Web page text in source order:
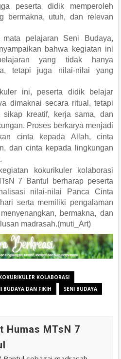
peserta didik memperoleh
bermakna, utuh, dan relevan
pelajaran Seni Budaya,
bahwa kegiatan ini
yang tidak hanya
tetapi juga nilai-nilai yang
ini, peserta didik belajar
dimaknai secara ritual, tetapi
kreatif, kerja sama, dan
Proses berkarya menjadi
cinta kepada Allah, cinta
dan cinta kepada lingkungan
kokurikuler kolaborasi
7 Bantul berharap peserta
nilai-nilai Panca Cinta
serta memiliki pengalaman
bermakna, dan
madrasah.(muti_Art)
KOLABORASI
BUDAYA DAN FIKIH
SENI BUDAYA
Humas MTsN 7